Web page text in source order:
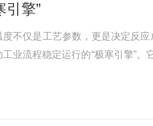
引擎”
不仅是工艺参数，更是决定反
业流程稳定运行的“极寒引擎”